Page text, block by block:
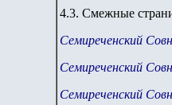
4.3. Смежные
Семиреченский
Семиреченский
Семиреченский